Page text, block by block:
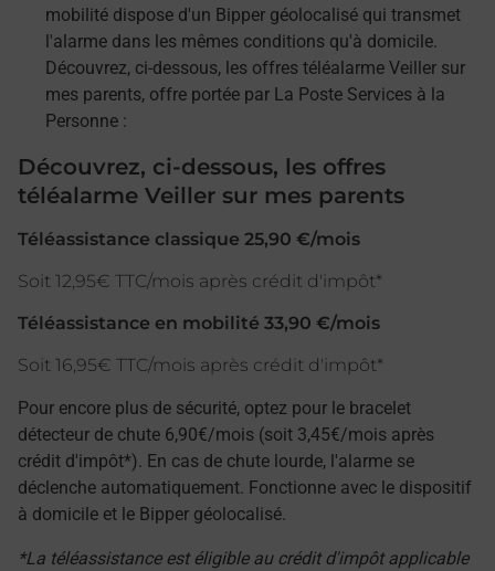
mobilité dispose d'un Bipper géolocalisé qui transmet
l'alarme dans les mêmes conditions qu'à domicile.
Découvrez, ci-dessous, les offres téléalarme Veiller sur
mes parents, offre portée par La Poste Services à la
Personne :
Découvrez, ci-dessous, les offres
téléalarme Veiller sur mes parents
Téléassistance classique 25,90 €/mois
Soit 12,95€ TTC/mois après crédit d'impôt*
Téléassistance en mobilité 33,90 €/mois
Soit 16,95€ TTC/mois après crédit d'impôt*
Pour encore plus de sécurité, optez pour le bracelet
détecteur de chute 6,90€/mois (soit 3,45€/mois après
crédit d'impôt*). En cas de chute lourde, l'alarme se
déclenche automatiquement. Fonctionne avec le dispositif
à domicile et le Bipper géolocalisé.
*La téléassistance est éligible au crédit d'impôt applicable